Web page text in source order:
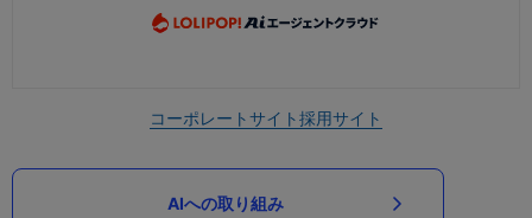
コーポレートサイト採用サイト
AIへの取り組み